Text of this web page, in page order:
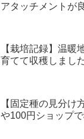
アタッチメントが
【栽培記録】温暖
育てて収穫しまし
【固定種の見分け
や100円ショップ